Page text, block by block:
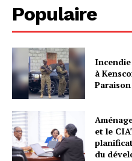
Populaire
à
et le
du